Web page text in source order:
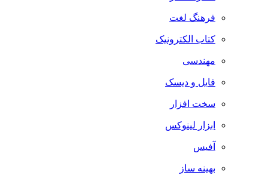
فرهنگ لغت
کتاب الکترونیک
مهندسی
فایل و دیسک
سخت افزار
ابزار لینوکس
آفیس
بهینه ساز